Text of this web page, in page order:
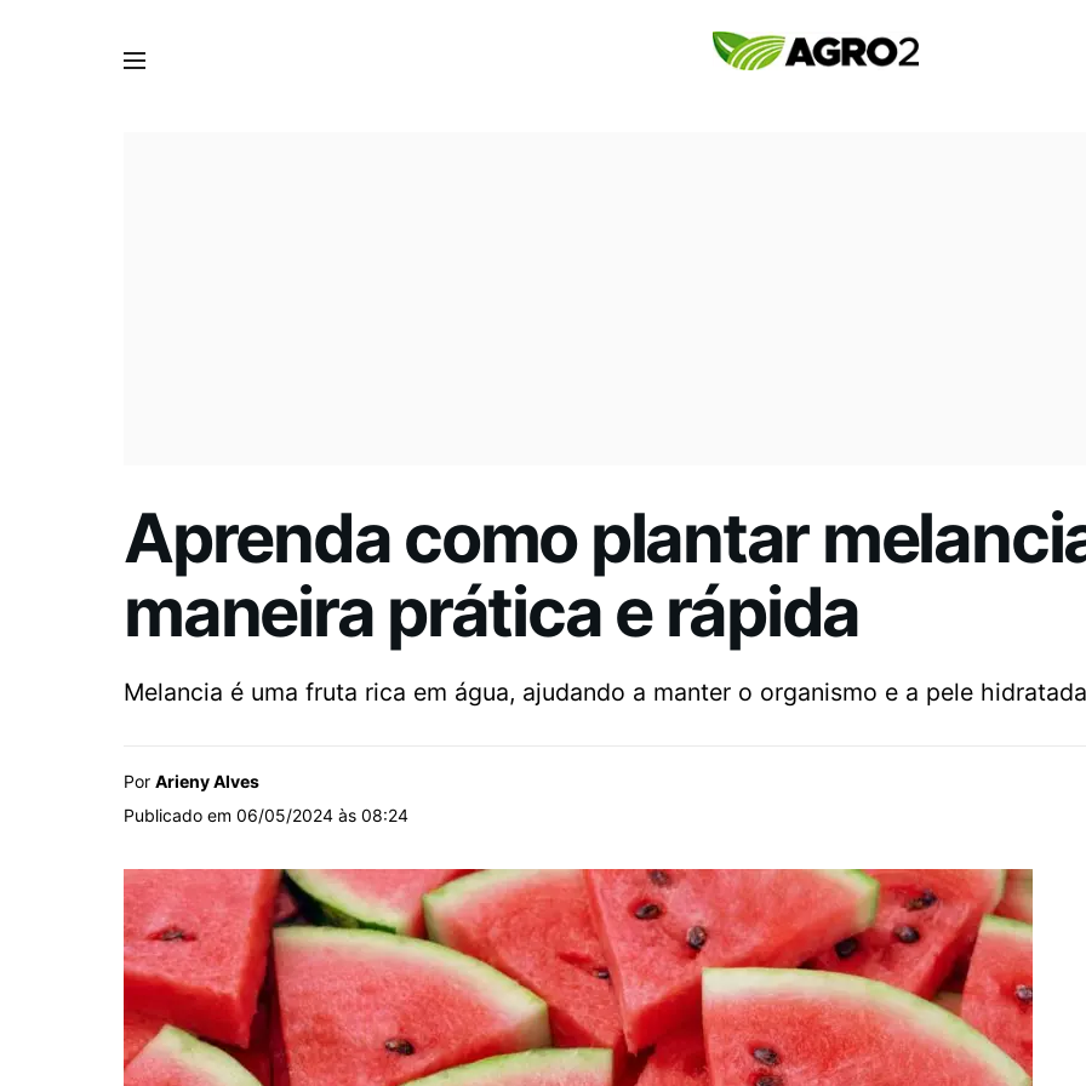
Aprenda como plantar
maneira prática e rápida
Melancia é uma fruta rica em água, ajudando a manter o organismo e a pele
Por Arieny Alves
Publicado em 06/05/2024 às 08:24